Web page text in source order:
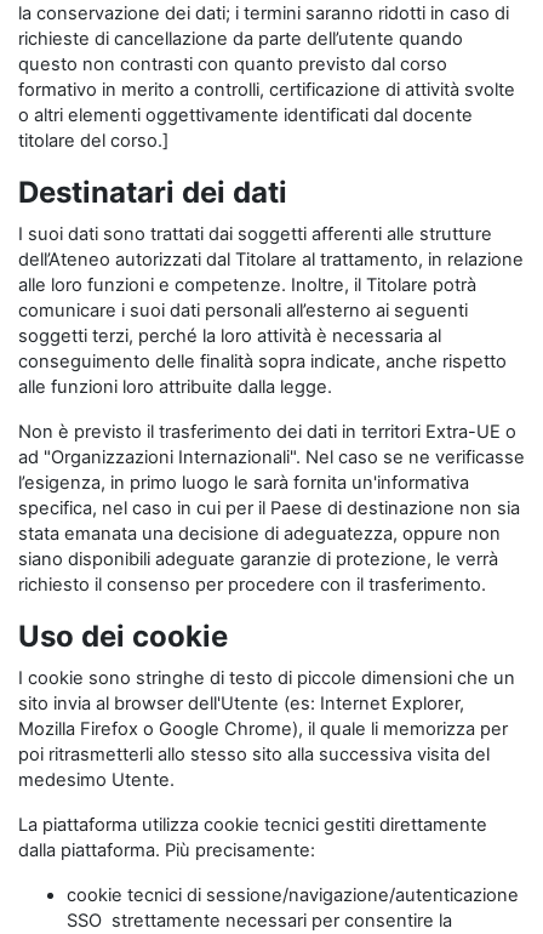
la conservazione dei dati; i termini saranno ridotti in caso di
richieste di cancellazione da parte dell’utente quando
questo non contrasti con quanto previsto dal corso
formativo in merito a controlli, certificazione di attività svolte
o altri elementi oggettivamente identificati dal docente
titolare del corso.]
Destinatari dei dati
I suoi dati sono trattati dai soggetti afferenti alle strutture
dell’Ateneo autorizzati dal Titolare al trattamento, in relazione
alle loro funzioni e competenze. Inoltre, il Titolare potrà
comunicare i suoi dati personali all’esterno ai seguenti
soggetti terzi, perché la loro attività è necessaria al
conseguimento delle finalità sopra indicate, anche rispetto
alle funzioni loro attribuite dalla legge.
Non è previsto il trasferimento dei dati in territori Extra-UE o
ad "Organizzazioni Internazionali". Nel caso se ne verificasse
l’esigenza, in primo luogo le sarà fornita un'informativa
specifica, nel caso in cui per il Paese di destinazione non sia
stata emanata una decisione di adeguatezza, oppure non
siano disponibili adeguate garanzie di protezione, le verrà
richiesto il consenso per procedere con il trasferimento.
Uso dei cookie
I cookie sono stringhe di testo di piccole dimensioni che un
sito invia al browser dell'Utente (es: Internet Explorer,
Mozilla Firefox o Google Chrome), il quale li memorizza per
poi ritrasmetterli allo stesso sito alla successiva visita del
medesimo Utente.
La piattaforma utilizza cookie tecnici gestiti direttamente
dalla piattaforma. Più precisamente:
cookie tecnici di sessione/navigazione/autenticazione
SSO strettamente necessari per consentire la